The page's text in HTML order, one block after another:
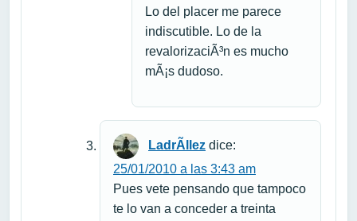
Lo del placer me parece
indiscutible. Lo de la
revalorizaciÃ³n es mucho
mÃ¡s dudoso.
LadrÃ­llez dice:
25/01/2010 a las 3:43 am
Pues vete pensando que tampoco
te lo van a conceder a treinta